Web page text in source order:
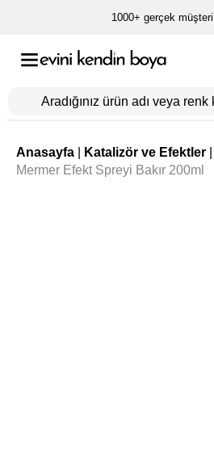
1000+ gerçek
Anasayfa Katalizör ve Efektler
Mermer Efekt Spreyi Bakır 200ml